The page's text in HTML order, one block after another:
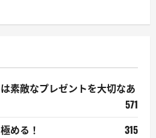
素敵なプレゼントを大切なあ
571
める！
315